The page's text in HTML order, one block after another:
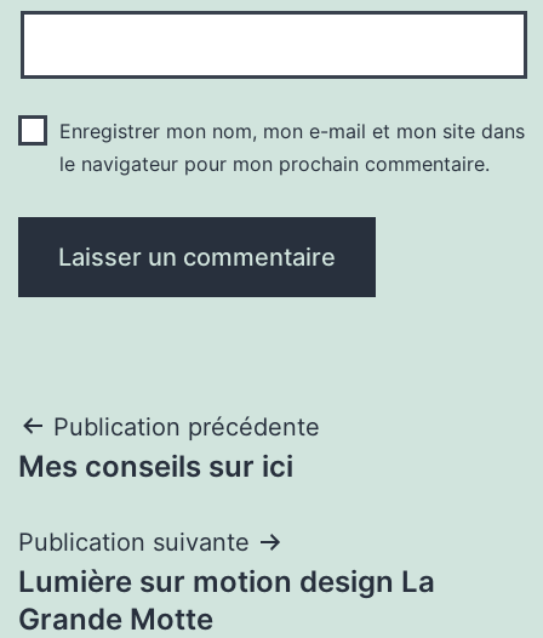
Enregistrer mon nom, mon e-mail et mon site dans
le navigateur pour mon prochain commentaire.
Navigation
de
l’article
Publication précédente
Mes conseils sur ici
Publication suivante
Lumière sur motion design La
Grande Motte